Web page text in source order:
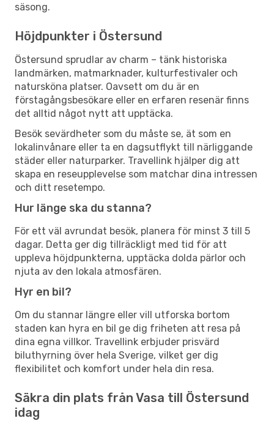
säsong.
Höjdpunkter i Östersund
Östersund sprudlar av charm – tänk historiska
landmärken, matmarknader, kulturfestivaler och
natursköna platser. Oavsett om du är en
förstagångsbesökare eller en erfaren resenär finns
det alltid något nytt att upptäcka.
Besök sevärdheter som du måste se, ät som en
lokalinvånare eller ta en dagsutflykt till närliggande
städer eller naturparker. Travellink hjälper dig att
skapa en reseupplevelse som matchar dina intressen
och ditt resetempo.
Hur länge ska du stanna?
För ett väl avrundat besök, planera för minst 3 till 5
dagar. Detta ger dig tillräckligt med tid för att
uppleva höjdpunkterna, upptäcka dolda pärlor och
njuta av den lokala atmosfären.
Hyr en bil?
Om du stannar längre eller vill utforska bortom
staden kan hyra en bil ge dig friheten att resa på
dina egna villkor. Travellink erbjuder prisvärd
biluthyrning över hela Sverige, vilket ger dig
flexibilitet och komfort under hela din resa.
Säkra din plats från Vasa till Östersund
idag